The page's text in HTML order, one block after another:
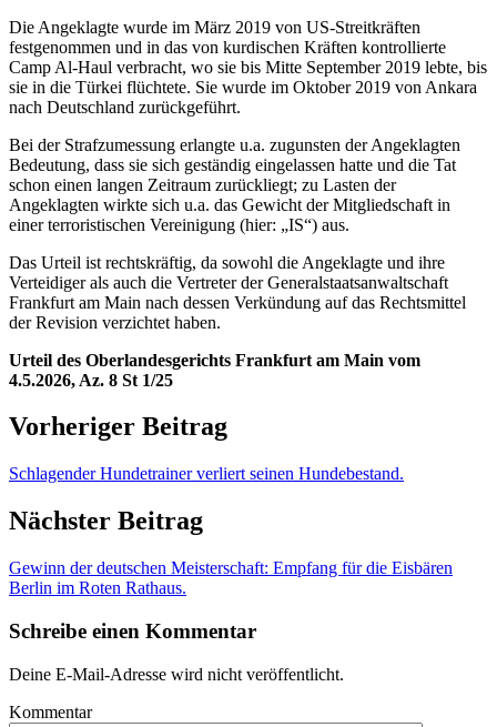
Die Angeklagte wurde im März 2019 von US-Streitkräften
festgenommen und in das von kurdischen Kräften kontrollierte
Camp Al-Haul verbracht, wo sie bis Mitte September 2019 lebte, bis
sie in die Türkei flüchtete. Sie wurde im Oktober 2019 von Ankara
nach Deutschland zurückgeführt.
Bei der Strafzumessung erlangte u.a. zugunsten der Angeklagten
Bedeutung, dass sie sich geständig eingelassen hatte und die Tat
schon einen langen Zeitraum zurückliegt; zu Lasten der
Angeklagten wirkte sich u.a. das Gewicht der Mitgliedschaft in
einer terroristischen Vereinigung (hier: „IS“) aus.
Das Urteil ist rechtskräftig, da sowohl die Angeklagte und ihre
Verteidiger als auch die Vertreter der Generalstaatsanwaltschaft
Frankfurt am Main nach dessen Verkündung auf das Rechtsmittel
der Revision verzichtet haben.
Urteil des Oberlandesgerichts Frankfurt am Main vom
4.5.2026, Az. 8 St 1/25
Vorheriger Beitrag
Schlagender Hundetrainer verliert seinen Hundebestand.
Nächster Beitrag
Gewinn der deutschen Meisterschaft: Empfang für die Eisbären
Berlin im Roten Rathaus.
Schreibe einen Kommentar
Deine E-Mail-Adresse wird nicht veröffentlicht.
Kommentar